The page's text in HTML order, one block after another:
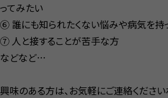
ってみたい
⑥ 誰にも知られたくない悩みや病気を持
⑦ 人と接することが苦手な方
などなど…
興味のある方は、お気軽にご連絡くださ